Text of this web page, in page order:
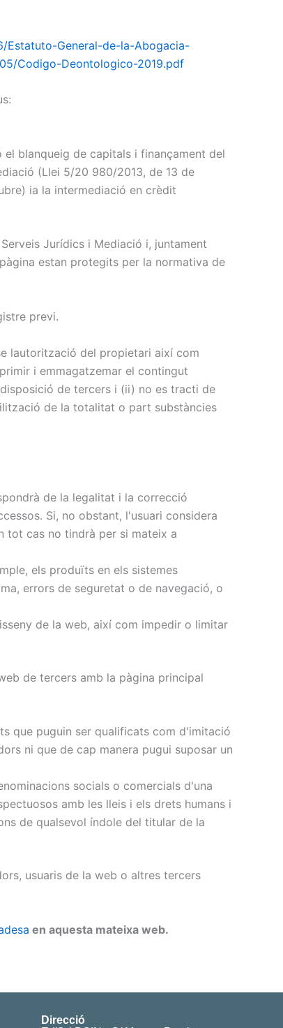
General-de-la-Abogacia-
Codigo-Deontologico-2019.pdf
blanqueig de capitals i finançament del
(Llei 5/20 980/2013, de 13 de
ia la intermediació en crèdit
Jurídics i Mediació i, juntament
estan protegits per la normativa de
previ.
lautorització del propietari així com
i emmagatzemar el contingut
de tercers i (ii) no es tracti de
de la totalitat o part substàncies
de la legalitat i la correcció
Si, no obstant, l'usuari considera
tot cas no tindrà per si mateix a
els produïts en els sistemes
errors de seguretat o de navegació, o
de la web, així com impedir o limitar
de tercers amb la pàgina principal
que puguin ser qualificats com d'imitació
ni que de cap manera pugui suposar un
socials o comercials d'una
amb les lleis i els drets humans i
de qualsevol índole del titular de la
usuaris de la web o altres tercers
en aquesta mateixa web.
Direcció